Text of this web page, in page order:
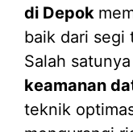
di Depok
baik dari segi
Salah
keamanan
teknik